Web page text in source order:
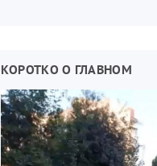
КОРОТКО О ГЛАВНОМ